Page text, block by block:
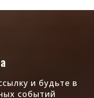
и будьте в
событий